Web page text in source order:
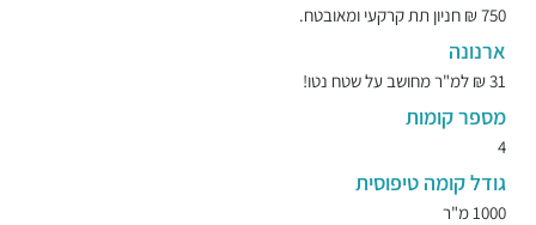
750 ₪ חניון תת קרקעי ומאובטח.
ארנונה
31 ₪ למ"ר מחושב על שטח נטו!
מספר קומות
4
גודל קומה טיפוסית
1000 מ"ר